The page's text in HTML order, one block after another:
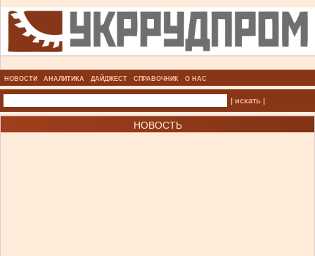
НОВОСТИ АНАЛИТИКА ДАЙДЖЕСТ СПРАВОЧНИК О НАС
| искать |
НОВОСТЬ